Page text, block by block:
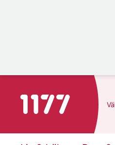
Till startsidan för 1177